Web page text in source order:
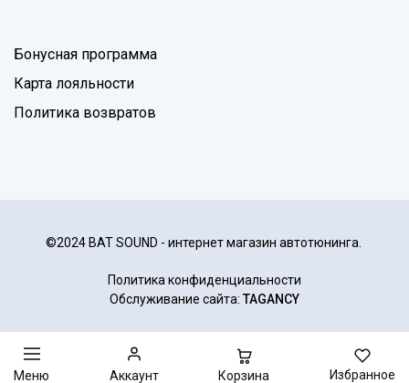
Бонусная программа
Карта лояльности
Политика возвратов
©2024 BAT SOUND - интернет магазин автотюнинга.
Политика конфиденциальности
Обслуживание сайта: TAGANCY
Меню Аккаунт Корзина Избранное